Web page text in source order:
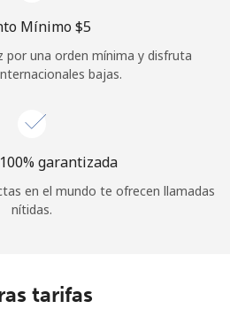
Mínimo ⁦$5⁩
por una orden mínima y disfruta
bajas.
garantizada
en el mundo te ofrecen llamadas
nítidas.
tarifas